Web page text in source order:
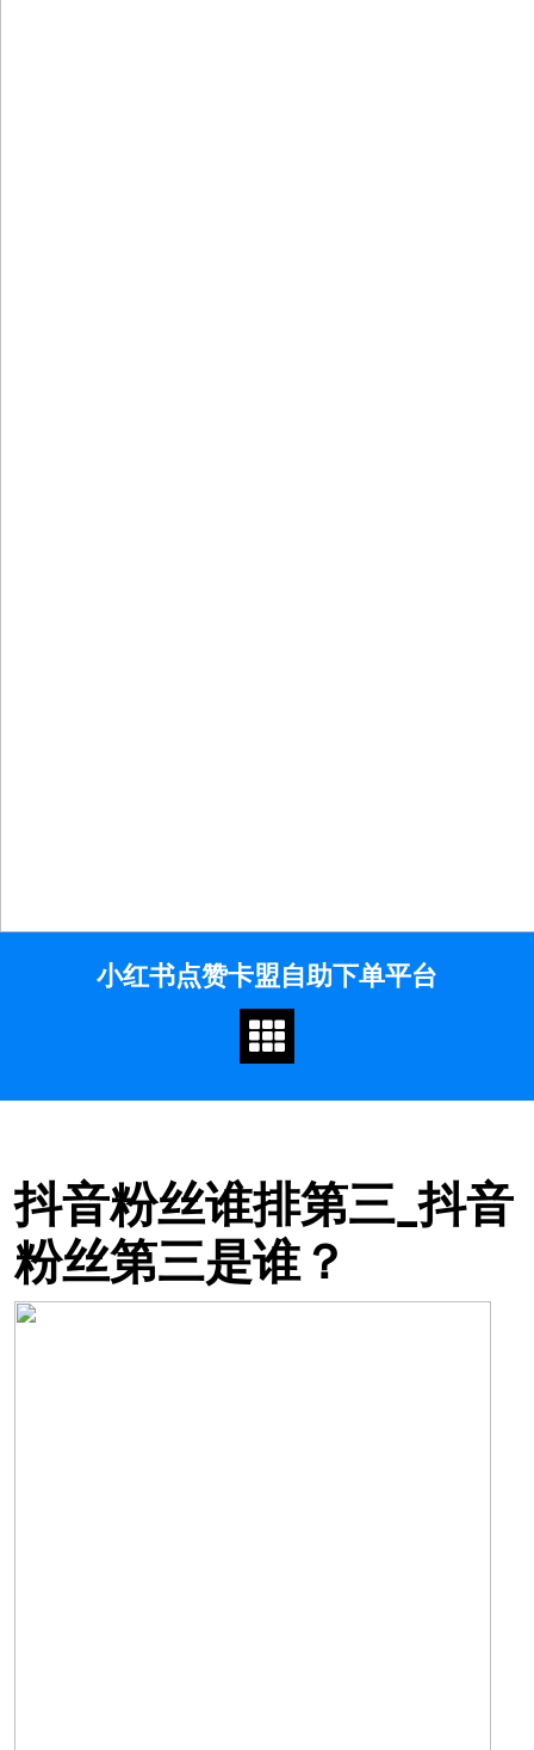
小红书点赞卡盟自助下单平台
抖音粉丝谁排第三_抖音
粉丝第三是谁？